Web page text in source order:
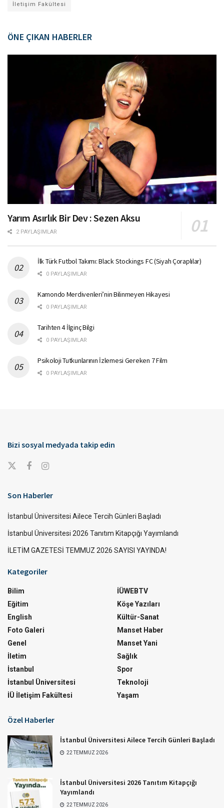
İletişim Fakültesi
ÖNE ÇIKAN HABERLER
Yarım Asırlık Bir Dev : Sezen Aksu
2 PAYLAŞIMLAR
İlk Türk Futbol Takımı: Black Stockings FC (Siyah Çoraplılar)
0 PAYLAŞIMLAR
Kamondo Merdivenleri’nin Bilinmeyen Hikayesi
0 PAYLAŞIMLAR
Tarihten 4 İlginç Bilgi
0 PAYLAŞIMLAR
Psikoloji Tutkunlarının İzlemesi Gereken 7 Film
0 PAYLAŞIMLAR
Bizi sosyal medyada takip edin
Son Haberler
İstanbul Üniversitesi Ailece Tercih Günleri Başladı
İstanbul Üniversitesi 2026 Tanıtım Kitapçığı Yayımlandı
İLETİM GAZETESİ TEMMUZ 2026 SAYISI YAYINDA!
Kategoriler
Bilim
Eğitim
English
Foto Galeri
Genel
İletim
İstanbul
İstanbul Üniversitesi
İÜ İletişim Fakültesi
İÜWEBTV
Köşe Yazıları
Kültür-Sanat
Manset Haber
Manset Yani
Sağlık
Spor
Teknoloji
Yaşam
Özel Haberler
İstanbul Üniversitesi Ailece Tercih Günleri Başladı
22 TEMMUZ 2026
İstanbul Üniversitesi 2026 Tanıtım Kitapçığı
Yayımlandı
22 TEMMUZ 2026